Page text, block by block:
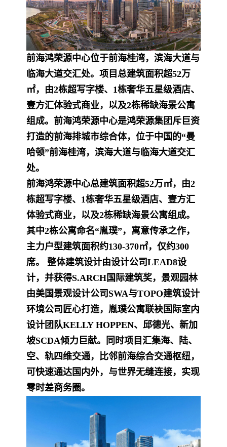
前海鸿荣源中心位于前海桂湾，滨海大道与
临海大道交汇处。项目总建筑面积超52万
㎡，由2栋超写字楼、1栋奢华五星级酒店、
壹方汇体验式商业，以及2栋稀缺海景公寓
组成。前海鸿荣源中心是鸿荣源集团斥巨资
打造的前海排城市综合体，位于中国的“曼
哈顿”前海桂湾，滨海大道与临海大道交汇
处。
前海鸿荣源中心总建筑面积超52万㎡，由2
栋超写字楼、1栋奢华五星级酒店、壹方汇
体验式商业，以及2栋稀缺海景公寓组成。
其中2栋公寓命名“胤璞”，寓意传承之作，
主力户型建筑面积约130-370㎡，仅约300
席。 整体建筑设计由设计公司LEAD8设
计，并获得S.ARCH国际建筑奖，景观园林
由美国景观设计公司SWA与TOPO建筑设计
环境公司匠心打造，胤璞公寓联袂国际室内
设计团队KELLY HOPPEN、邱德光、新加
坡SCDA倾力巨献。同时项目汇集海、陆、
空、轨四维交通，比邻前海综合交通枢纽，
可快速通达国内外，与世界无缝连接，实现
零时差商务圈。